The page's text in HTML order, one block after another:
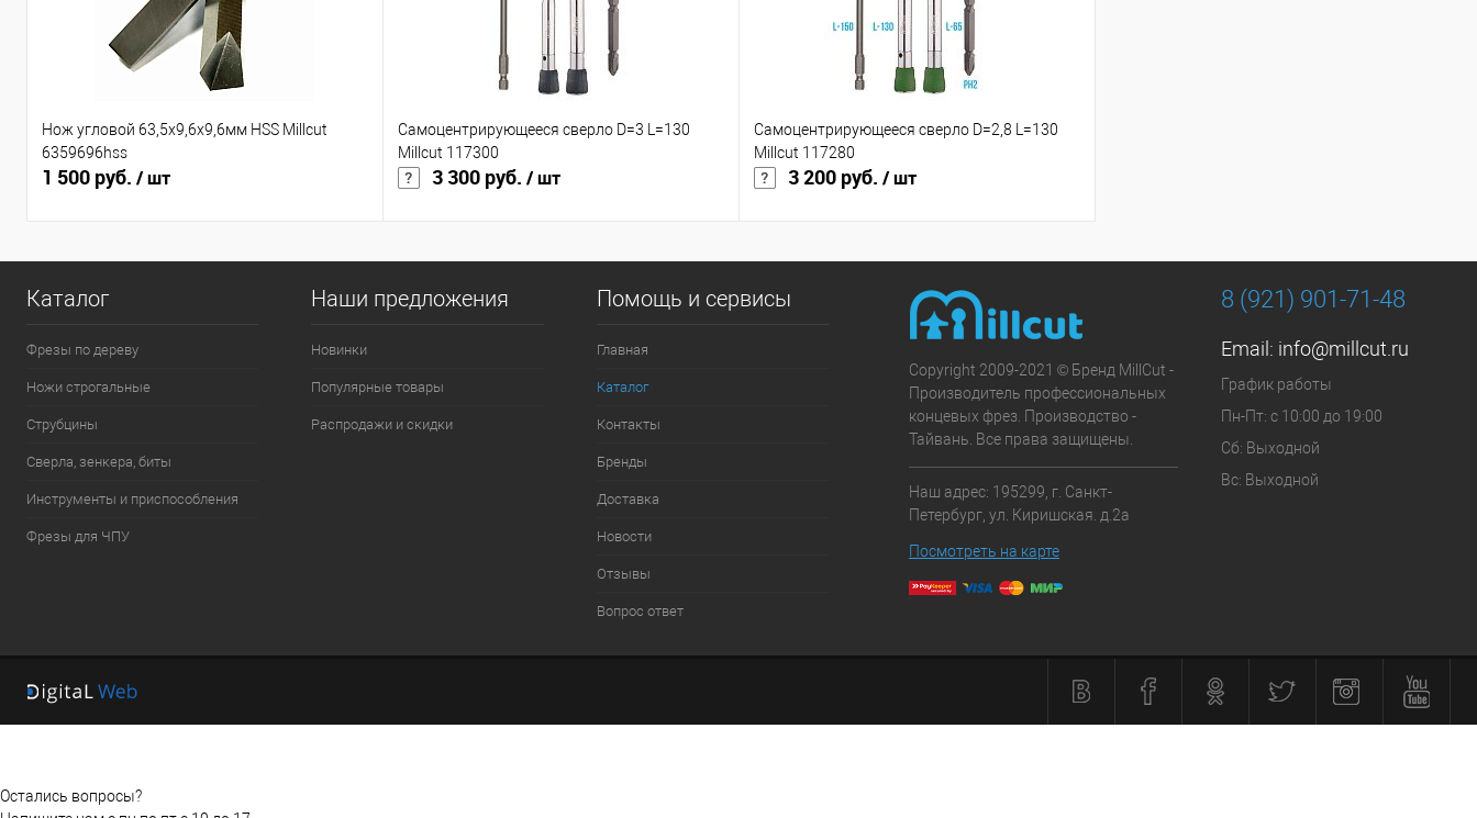
Нож угловой 63,5x9,6x9,6мм HSS Millcut
6359696hss
1 500 руб. / шт
Самоцентрирующееся сверло D=3 L=130
Millcut 117300
3 300 руб. / шт
Самоцентрирующееся сверло D=2,8 L=130
Millcut 117280
3 200 руб. / шт
Каталог
Фрезы по дереву
Ножи строгальные
Струбцины
Сверла, зенкера, биты
Инструменты и приспособления
Фрезы для ЧПУ
Наши предложения
Новинки
Популярные товары
Распродажи и скидки
Помощь и сервисы
Главная
Каталог
Контакты
Бренды
Доставка
Новости
Отзывы
Вопрос ответ
Copyright 2009-2021 © Бренд MillCut -
Производитель профессиональных
концевых фрез. Производство -
Тайвань. Все права защищены.
Наш адрес: 195299, г. Санкт-
Петербург, ул. Киришская. д.2а
Посмотреть на карте
8 (921) 901-71-48
Email: info@millcut.ru
График работы
Пн-Пт: с 10:00 до 19:00
Сб: Выходной
Вс: Выходной
Остались вопросы?